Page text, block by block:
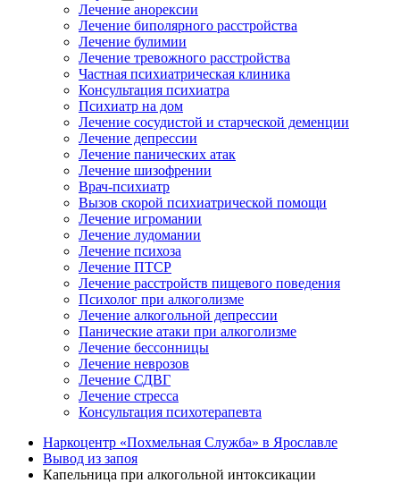
Лечение анорексии
Лечение биполярного расстройства
Лечение булимии
Лечение тревожного расстройства
Частная психиатрическая клиника
Консультация психиатра
Психиатр на дом
Лечение сосудистой и старческой деменции
Лечение депрессии
Лечение панических атак
Лечение шизофрении
Врач-психиатр
Вызов скорой психиатрической помощи
Лечение игромании
Лечение лудомании
Лечение психоза
Лечение ПТСР
Лечение расстройств пищевого поведения
Психолог при алкоголизме
Лечение алкогольной депрессии
Панические атаки при алкоголизме
Лечение бессонницы
Лечение неврозов
Лечение СДВГ
Лечение стресса
Консультация психотерапевта
Наркоцентр «Похмельная Служба» в Ярославле
Вывод из запоя
Капельница при алкогольной интоксикации